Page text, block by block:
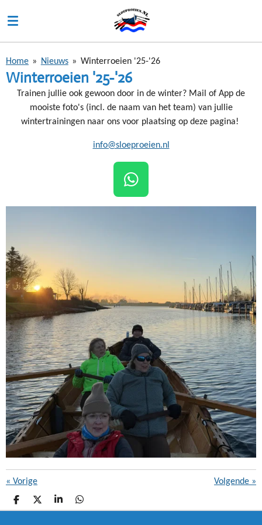
direct
naar
hoofdinhoud
Home » Nieuws » Winterroeien '25-'26
Winterroeien '25-'26
Trainen jullie ook gewoon door in de winter? Mail of App de
mooiste foto's (incl. de naam van het team) van jullie
wintertrainingen naar ons voor plaatsing op deze pagina!
info@sloeproeien.nl
W
H
P
« Vorige Volgende »
D
E
D
E
S
H
D
E